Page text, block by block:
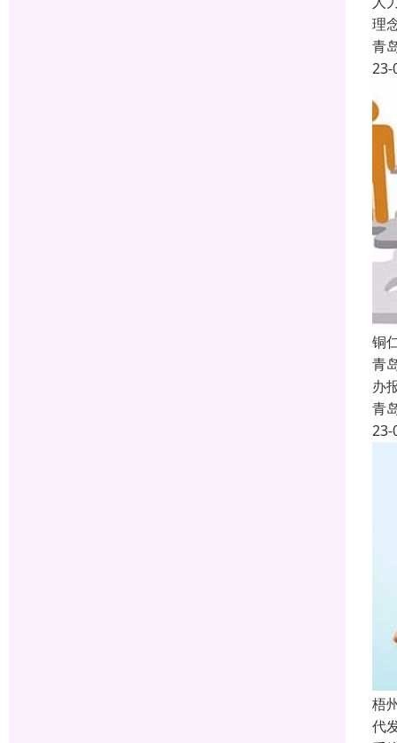
理
青
23-
铜
青
办
青
23-
梧
代